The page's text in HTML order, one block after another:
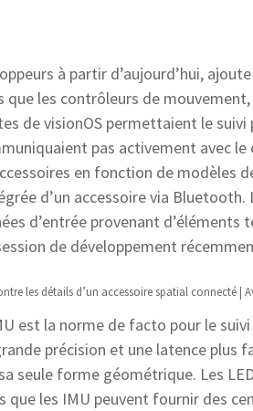
à partir d’aujourd’hui,
les contrôleurs de mouvement,
de visionOS permettaient le
pas activement avec le
en fonction de modèles
d’un accessoire via Bluetooth.
d’entrée provenant d’éléments
de développement
les détails d’un accessoire spatial connecté |
est la norme de facto pour le
précision et une latence plus
seule forme géométrique. Les
que les IMU peuvent fournir des